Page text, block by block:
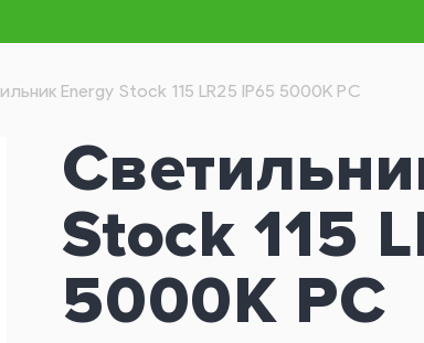
Energy Stock 115 LR25 IP65 5000K PC
Stock 115
5000K PC